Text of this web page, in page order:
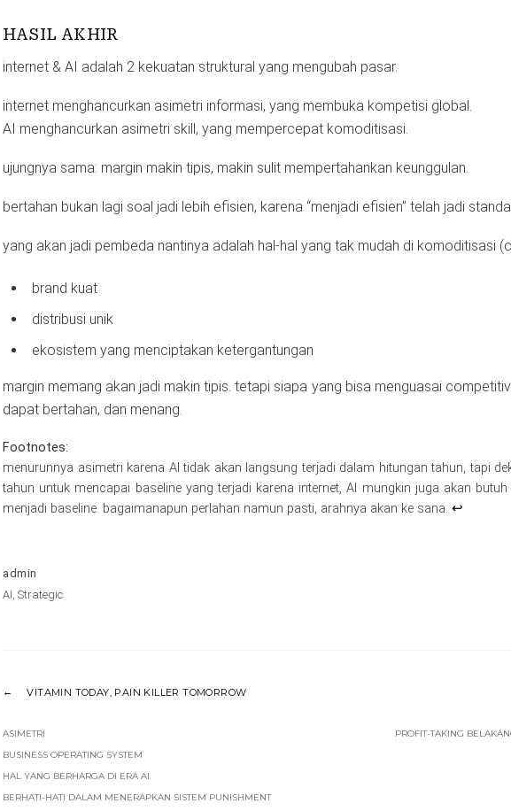
HASIL AKHIR
internet & AI adalah 2 kekuatan struktural yang mengubah pasar.
internet menghancurkan asimetri informasi, yang membuka kompetisi global.
AI menghancurkan asimetri skill, yang mempercepat komoditisasi.
ujungnya sama: margin makin tipis, makin sulit mempertahankan keunggulan.
bertahan bukan lagi soal jadi lebih efisien, karena “menjadi efisien” telah jadi
yang akan jadi pembeda nantinya adalah hal-hal yang tak mudah di komoditisasi
brand kuat
distribusi unik
ekosistem yang menciptakan ketergantungan
margin memang akan jadi makin tipis. tetapi siapa yang bisa menguasai
dapat bertahan, dan menang.
menurunnya asimetri karena AI tidak akan langsung terjadi dalam hitungan tahun, tapi
tahun untuk mencapai baseline yang terjadi karena internet, AI mungkin juga akan
menjadi baseline. bagaimanapun perlahan namun pasti, arahnya akan ke sana. ↩︎
admin
AI Strategic
VITAMIN TODAY, PAIN KILLER TOMORROW
ASIMETRI
BUSINESS OPERATING SYSTEM
HAL YANG BERHARGA DI ERA AI
BERHATI-HATI DALAM MENERAPKAN SISTEM PUNISHMENT
PROFIT-TAKING